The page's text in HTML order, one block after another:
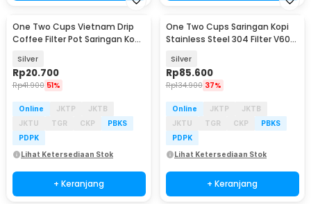
One Two Cups Vietnam Drip
Coffee Filter Pot Saringan Kopi
Silver
Rp20.700
Rp41.900 51%
Online JKTP
JKTB
JKTU
TGR CKP
PBKS
PDPK
Lihat Ketersediaan Stok
+ Keranjang
One Two Cups Saringan Kopi
Stainless Steel 304 Filter V60
Silver
Rp85.600
Rp134.900 37%
Online JKTP
JKTB
JKTU
TGR CKP
PBKS
PDPK
Lihat Ketersediaan Stok
+ Keranjang